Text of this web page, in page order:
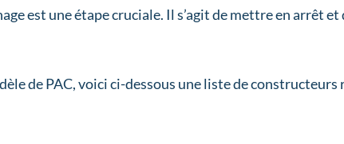
est une étape cruciale. Il s’agit de mettre en arrêt
de PAC, voici ci-dessous une liste de